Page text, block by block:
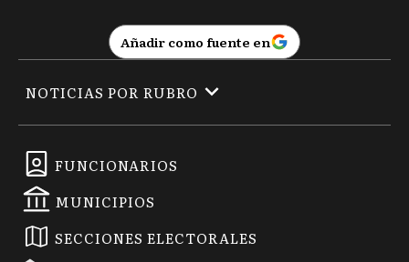
Añadir como fuente en
FUNCIONARIOS
MUNICIPIOS
SECCIONES ELECTORALES
NOTICIAS POR RUBRO